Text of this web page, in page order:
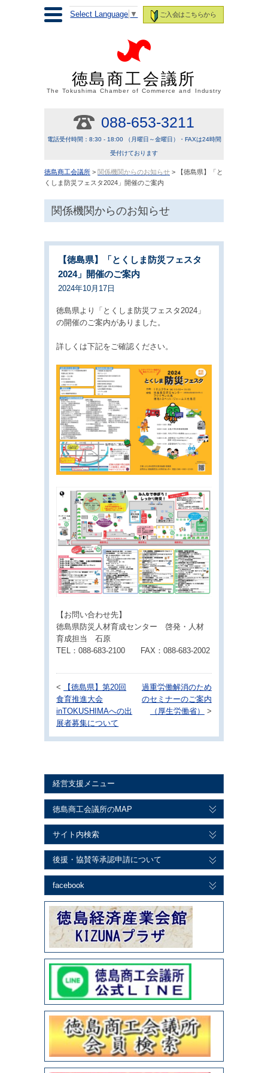
ご入会はこちらから
Select Language ▼
徳島商工会議所
The Tokushima Chamber of Commerce and Industry
088-653-3211
電話受付時間：8:30 - 18:00 （月曜日～金曜日）・FAXは24時間
受付けております
徳島商工会議所 > 関係機関からのお知らせ > 【徳島県】「と
くしま防災フェスタ2024」開催のご案内
関係機関からのお知らせ
【徳島県】「とくしま防災フェスタ
2024」開催のご案内
2024年10月17日
徳島県より「とくしま防災フェスタ2024」
の開催のご案内がありました。
詳しくは下記をご確認ください。
【お問い合わせ先】
徳島県防災人材育成センター 啓発・人材
育成担当 石原
TEL：088-683-2100 FAX：088-683-2002
<
【徳島県】第20回
食育推進大会
inTOKUSHIMAへの出
展者募集について
過重労働解消のため
のセミナーのご案内
（厚生労働省）
>
経営支援メニュー
徳島商工会議所のMAP
サイト内検索
後援・協賛等承認申請について
facebook